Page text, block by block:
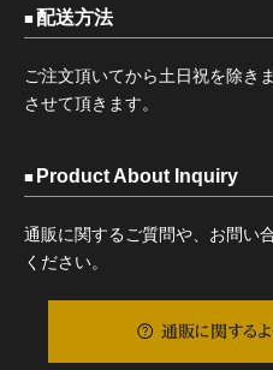
配送方法
ご注文頂いてから土日祝を除き
させて頂きます。
Product About Inquiry
通販に関するご質問や、お問い
ください。
通販に関するよ